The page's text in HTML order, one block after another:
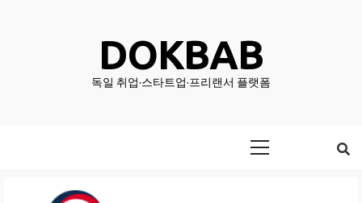
DOKBAB
독일 취업·스타트업·프리랜서 플랫폼